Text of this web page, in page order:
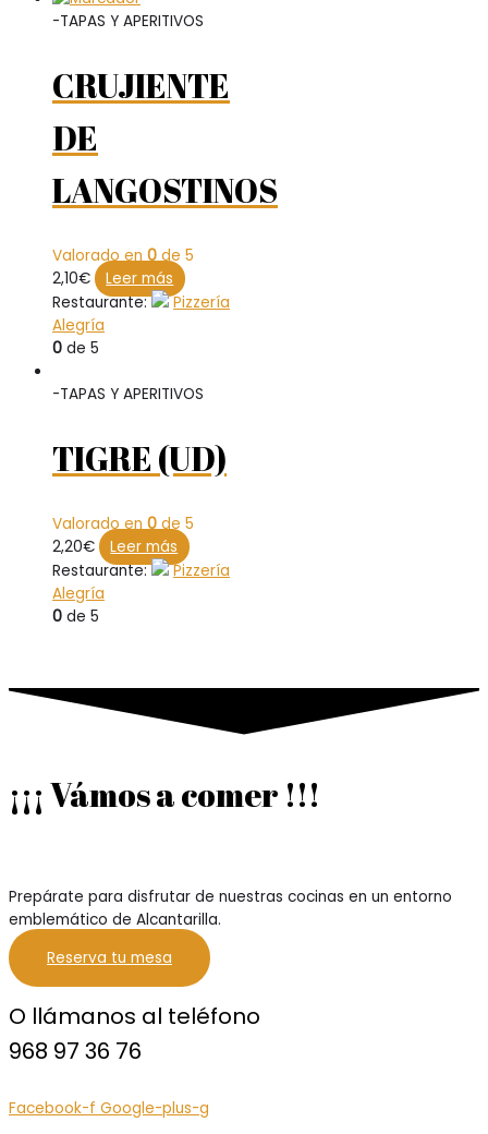
-TAPAS Y APERITIVOS
CRUJIENTE
DE
LANGOSTINOS
Valorado en0de 5
2,10€
Leer más
Restaurante:
Pizzería
Alegría
0 de 5
-TAPAS Y APERITIVOS
TIGRE (UD)
Valorado en0de 5
2,20€
Leer más
Restaurante:
Pizzería
Alegría
0 de 5
¡¡¡ Vámos a comer !!!
Prepárate para disfrutar de nuestras cocinas en un entorno
emblemático de Alcantarilla.
Reserva tu mesa
O llámanos al teléfono
968 97 36 76
Facebook-f Google-plus-g